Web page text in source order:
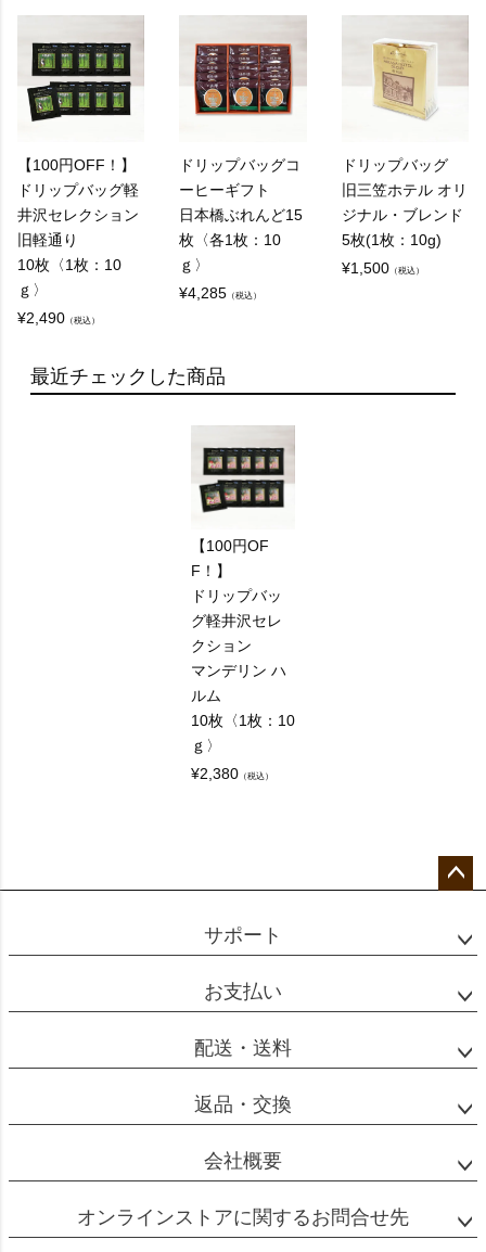
【100円OFF！】
ドリップバッグ軽
井沢セレクション
旧軽通り
10枚〈1枚：10
ｇ〉
¥2,490 （税込）
ドリップバッグコ
ーヒーギフト
日本橋ぶれんど15
枚〈各1枚：10
ｇ〉
¥4,285 （税込）
ドリップバッグ
旧三笠ホテル オリ
ジナル・ブレンド
5枚(1枚：10g)
¥1,500（税込）
最近チェックした商品
【100円OF
F！】
ドリップバッ
グ軽井沢セレ
クション
マンデリン ハ
ルム
10枚〈1枚：10
ｇ〉
¥2,380 （税込）
ップ
サポート
お支払い
配送・送料
返品・交換
会社概要
オンラインストアに関するお問合せ先